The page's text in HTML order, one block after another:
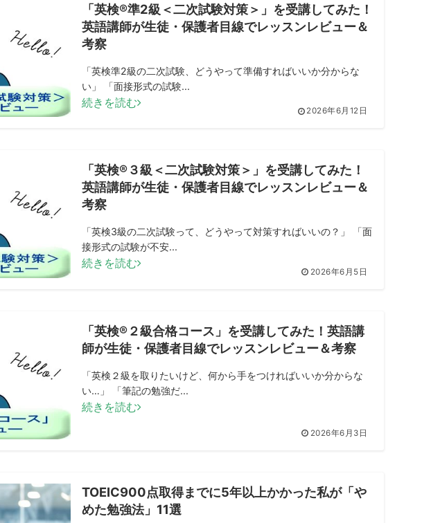
「英検®準2級＜二次試験対策＞」を受講してみた！
英語講師が生徒・保護者目線でレッスンレビュー＆
考察
「英検準2級の二次試験、どうやって準備すればいいか分からな
い」 「面接形式の試験...
2026年6月12日
続きを読む
「英検®３級＜二次試験対策＞」を受講してみた！
英語講師が生徒・保護者目線でレッスンレビュー＆
考察
「英検3級の二次試験って、どうやって対策すればいいの？」 「面
接形式の試験が不安...
2026年6月5日
続きを読む
「英検®２級合格コース」を受講してみた！英語講
師が生徒・保護者目線でレッスンレビュー＆考察
「英検２級を取りたいけど、何から手をつければいいか分からな
い…」 「筆記の勉強だ...
2026年6月3日
続きを読む
TOEIC900点取得までに5年以上かかった私が「や
めた勉強法」11選